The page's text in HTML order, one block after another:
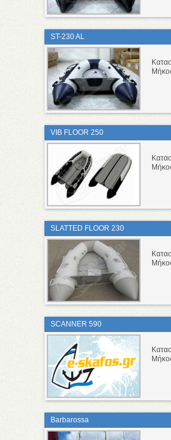
ST-230 AL
VIB FLOOR 250
SLATTED FLOOR 230
SCANNER 590
Barbarossa